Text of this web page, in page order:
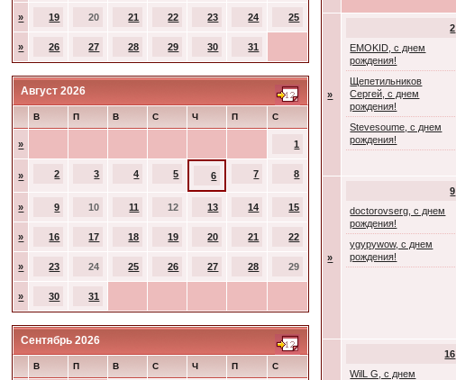
» 19 20 21 22 23 24 25
» 26 27 28 29 30 31
Август 2026
В П В С Ч П С
» 1
» 2 3 4 5 6 7 8
» 9 10 11 12 13 14 15
» 16 17 18 19 20 21 22
» 23 24 25 26 27 28 29
» 30 31
Сентябрь 2026
В П В С Ч П С
»
2
EMOKID, с днем
рождения!
Щепетильников
Сергей, с днем
рождения!
Stevesoume, с днем
рождения!
»
9
doctorovserg, с днем
рождения!
ygypywow, с днем
рождения!
16
WilL G, с днем